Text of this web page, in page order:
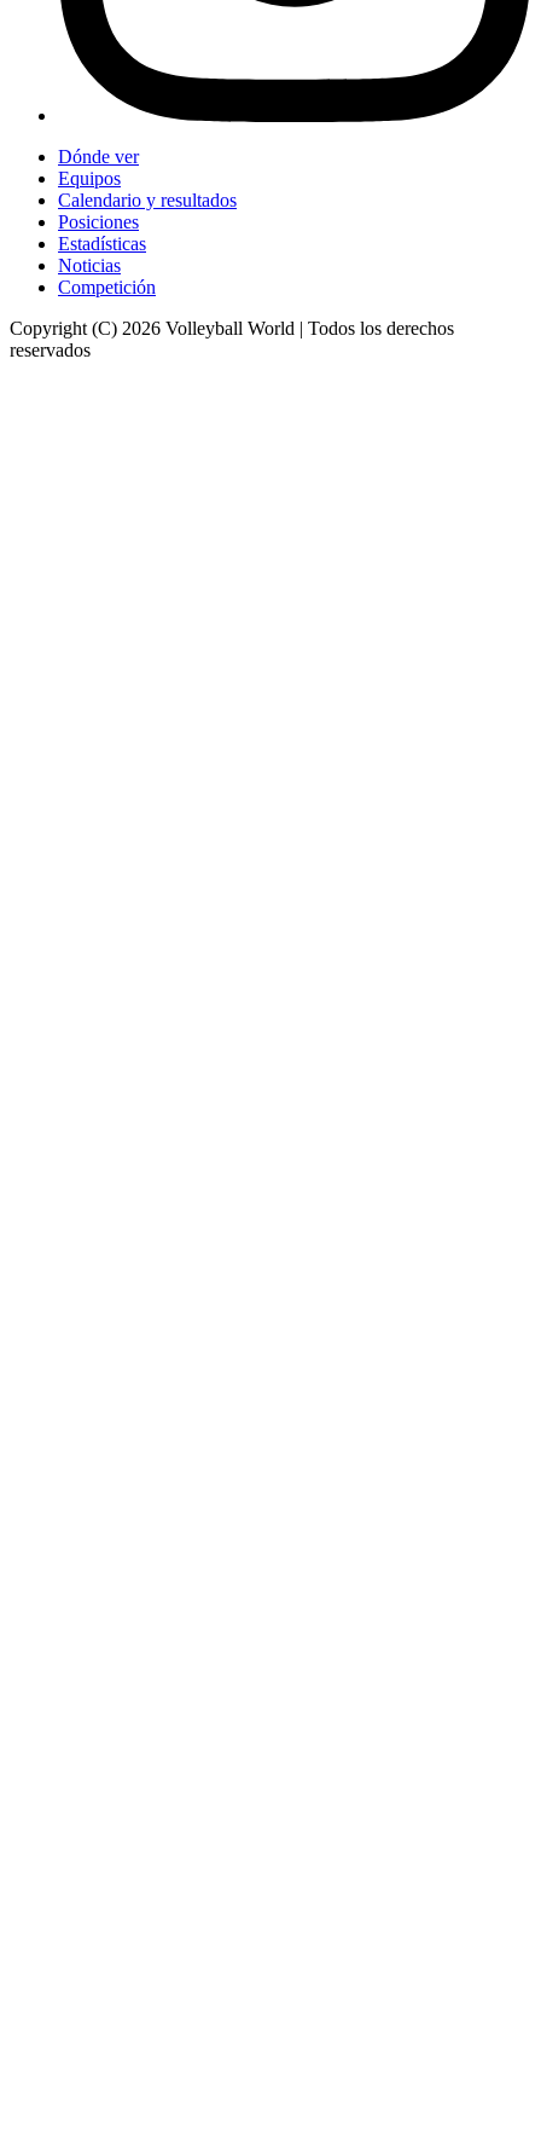
Dónde ver
Equipos
Calendario y resultados
Posiciones
Estadísticas
Noticias
Competición
Copyright (C) 2026 Volleyball World | Todos los derechos
reservados